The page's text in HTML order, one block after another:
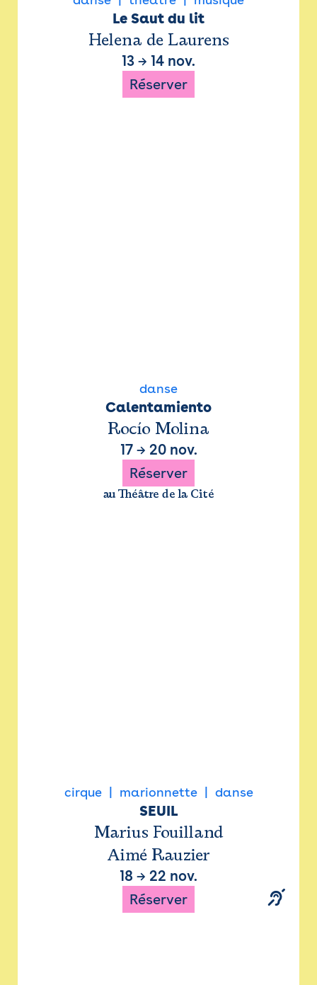
Le Saut du lit
Helena de Laurens
13 → 14 nov.
Réserver
danse
Calentamiento
Rocío Molina
17→ 20 nov.
Réserver
au Théâtre de la Cité
cirque marionnette danse
SEUIL
Marius Fouilland
Aimé Rauzier
18 → 22 nov.
Réserver